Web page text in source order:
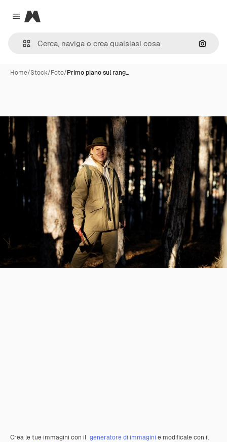
Close menu
Magnific
Cerca
Home/Stock/Foto/Primo piano sul rang…
Crea le tue immagini con il generatore di immagini e modificale con il